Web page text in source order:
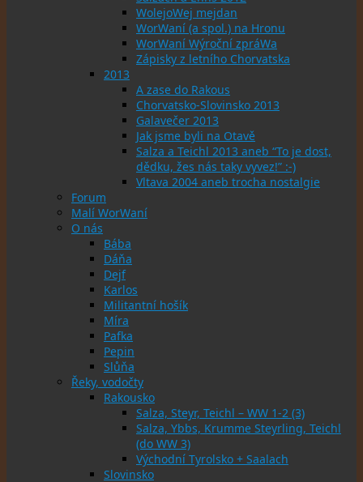
WolejoWej mejdan
WorWaní (a spol.) na Hronu
WorWaní Wýroční zpráWa
Zápisky z letního Chorvatska
2013
A zase do Rakous
Chorvatsko-Slovinsko 2013
Galavečer 2013
Jak jsme byli na Otavě
Salza a Teichl 2013 aneb “To je dost,
dědku, žes nás taky vyvez!” :-)
Vltava 2004 aneb trocha nostalgie
Forum
Malí WorWaní
O nás
Bába
Dáňa
Dejf
Karlos
Militantní hošík
Míra
Pafka
Pepin
Slůňa
Řeky, vodočty
Rakousko
Salza, Steyr, Teichl – WW 1-2 (3)
Salza, Ybbs, Krumme Steyrling, Teichl
(do WW 3)
Východní Tyrolsko + Saalach
Slovinsko